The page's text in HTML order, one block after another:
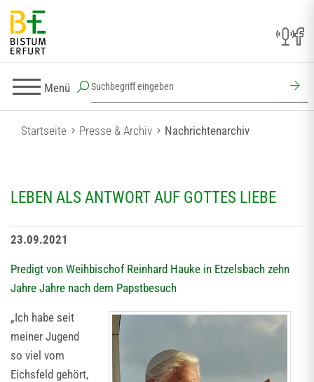
Menü
Startseite Presse & Archiv Nachrichtenarchiv
LEBEN ALS ANTWORT AUF GOTTES LIEBE
23.09.2021
Predigt von Weihbischof Reinhard Hauke in Etzelsbach zehn
Jahre Jahre nach dem Papstbesuch
„Ich habe seit
meiner Jugend
so viel vom
Eichsfeld gehört,